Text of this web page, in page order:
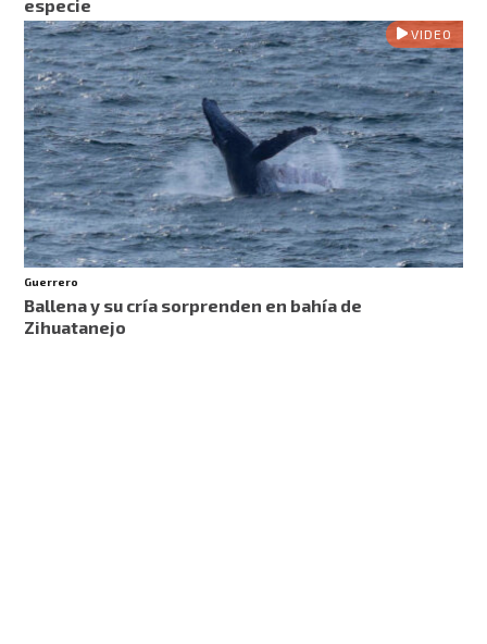
especie
VIDEO
Guerrero
Ballena y su cría sorprenden en bahía de
Zihuatanejo